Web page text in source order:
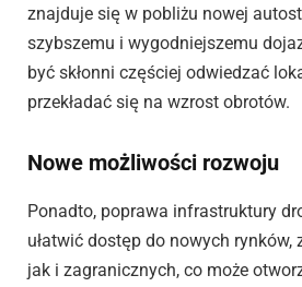
znajduje się w pobliżu nowej
szybszemu i wygodniejszemu
być skłonni częściej odwiedzać
przekładać się na wzrost obrotów.
Nowe możliwości rozwoju
Ponadto, poprawa infrastruktury
ułatwić dostęp do nowych rynków,
jak i zagranicznych, co może